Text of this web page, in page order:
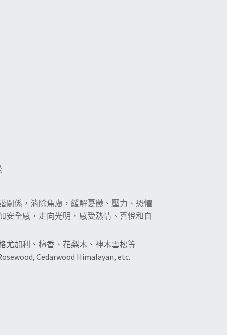
關係，消除焦慮，緩解憂鬱、壓力、恐懼
安全感，走向光明，感受熱情、喜悅和自
尤加利、檀香、 花梨木、神木雪松等
Cedarwood Himalayan, etc.